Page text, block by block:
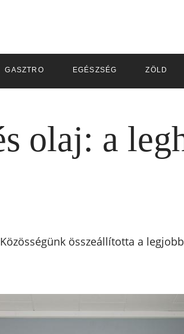
GASZTRO EGÉSZSÉG ZÖLD
olaj: a
összeállította a